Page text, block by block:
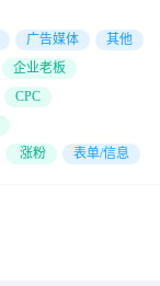
广告媒体 其他
企业老板
CPC
涨粉 表单/信息